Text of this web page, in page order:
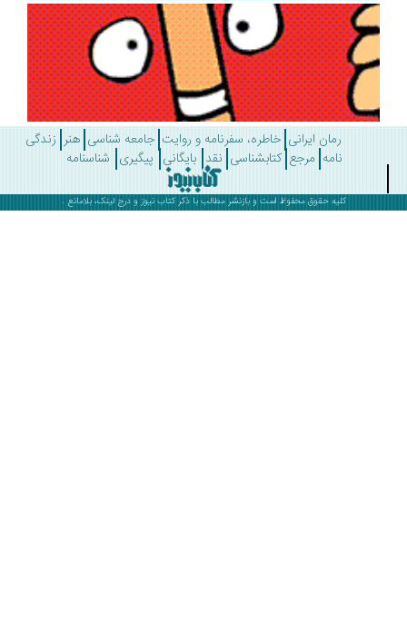
رمان ایرانی خاطره، سفرنامه و روایت جامعه شناسی هنر زندگی
مرجع کتابشناسی نقد بایگانی پیگیری شناسنامه
کلیه حقوق محفوظ است و بازنشر مطالب با ذکرکتاب نیوز و درج لینک، بلامانع .